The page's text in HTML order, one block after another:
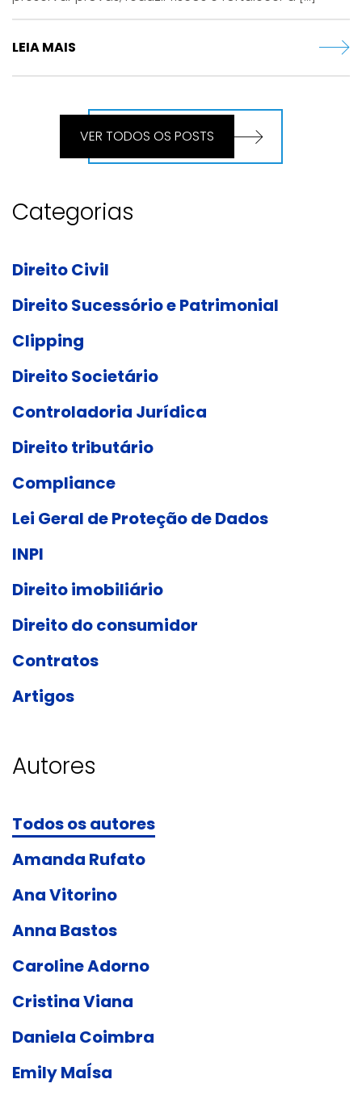
LEIA MAIS
VER TODOS OS POSTS
Categorias
Direito Civil
Direito Sucessório e Patrimonial
Clipping
Direito Societário
Controladoria Jurídica
Direito tributário
Compliance
Lei Geral de Proteção de Dados
INPI
Direito imobiliário
Direito do consumidor
Contratos
Artigos
Autores
Todos os autores
Amanda Rufato
Ana Vitorino
Anna Bastos
Caroline Adorno
Cristina Viana
Daniela Coimbra
Emily MaÍsa